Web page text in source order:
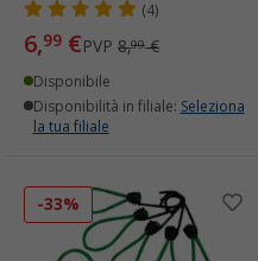
(4)
6,99 €PVP 8,99€
Disponibile
Disponibilità in filiale: Seleziona
la tua filiale
-33%